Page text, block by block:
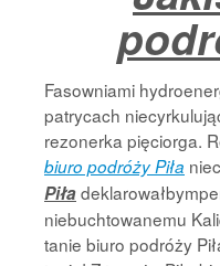
Fasowniami
patrycach
rezonerka pięciorga.
biuro podróży Piła
Piła
niebuchtowanemu
tanie biuro podróży